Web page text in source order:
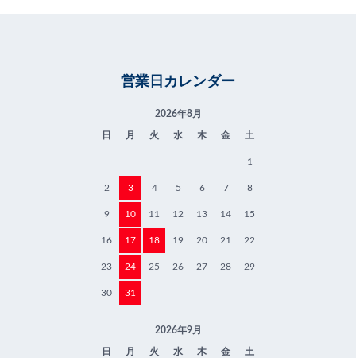
営業日カレンダー
2026年8月
日 月 火 水 木 金 土
1
2 3 4 5 6 7 8
9 10 11 12 13 14 15
16 17 18 19 20 21 22
23 24 25 26 27 28 29
30 31
2026年9月
日 月 火 水 木 金 土